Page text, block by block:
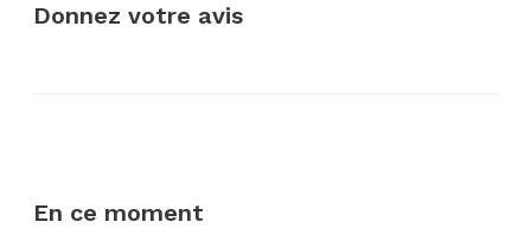
Donnez votre avis
En ce moment